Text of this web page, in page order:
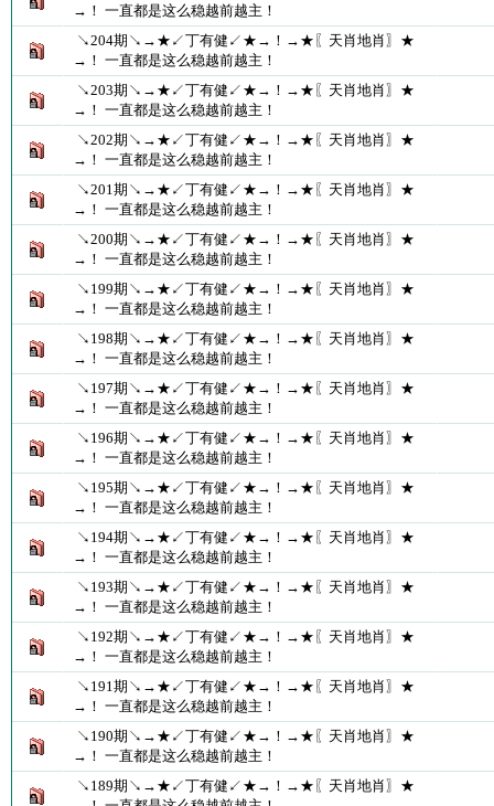
→！ 一直都是这么稳越前越主！
↘204期↘→★↙丁有健↙★→！→★〖天肖地肖〗★
→！ 一直都是这么稳越前越主！
↘203期↘→★↙丁有健↙★→！→★〖天肖地肖〗★
→！ 一直都是这么稳越前越主！
↘202期↘→★↙丁有健↙★→！→★〖天肖地肖〗★
→！ 一直都是这么稳越前越主！
↘201期↘→★↙丁有健↙★→！→★〖天肖地肖〗★
→！ 一直都是这么稳越前越主！
↘200期↘→★↙丁有健↙★→！→★〖天肖地肖〗★
→！ 一直都是这么稳越前越主！
↘199期↘→★↙丁有健↙★→！→★〖天肖地肖〗★
→！ 一直都是这么稳越前越主！
↘198期↘→★↙丁有健↙★→！→★〖天肖地肖〗★
→！ 一直都是这么稳越前越主！
↘197期↘→★↙丁有健↙★→！→★〖天肖地肖〗★
→！ 一直都是这么稳越前越主！
↘196期↘→★↙丁有健↙★→！→★〖天肖地肖〗★
→！ 一直都是这么稳越前越主！
↘195期↘→★↙丁有健↙★→！→★〖天肖地肖〗★
→！ 一直都是这么稳越前越主！
↘194期↘→★↙丁有健↙★→！→★〖天肖地肖〗★
→！ 一直都是这么稳越前越主！
↘193期↘→★↙丁有健↙★→！→★〖天肖地肖〗★
→！ 一直都是这么稳越前越主！
↘192期↘→★↙丁有健↙★→！→★〖天肖地肖〗★
→！ 一直都是这么稳越前越主！
↘191期↘→★↙丁有健↙★→！→★〖天肖地肖〗★
→！ 一直都是这么稳越前越主！
↘190期↘→★↙丁有健↙★→！→★〖天肖地肖〗★
→！ 一直都是这么稳越前越主！
↘189期↘→★↙丁有健↙★→！→★〖天肖地肖〗★